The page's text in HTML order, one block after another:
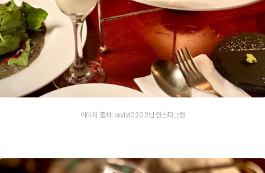
이미지 출처: lavivi0203님 인스타그램